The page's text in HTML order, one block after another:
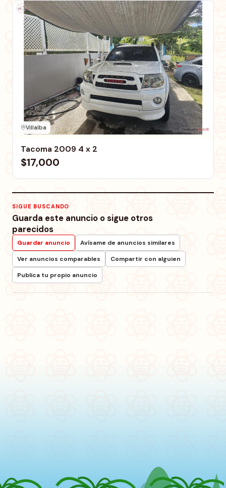
Villalba
Tacoma 2009 4 x 2
$17,000
SIGUE BUSCANDO
Guarda este anuncio o sigue otros
parecidos
Guardar anuncio
Avísame de anuncios similares
Ver anuncios comparables
Compartir con alguien
Publica tu propio anuncio